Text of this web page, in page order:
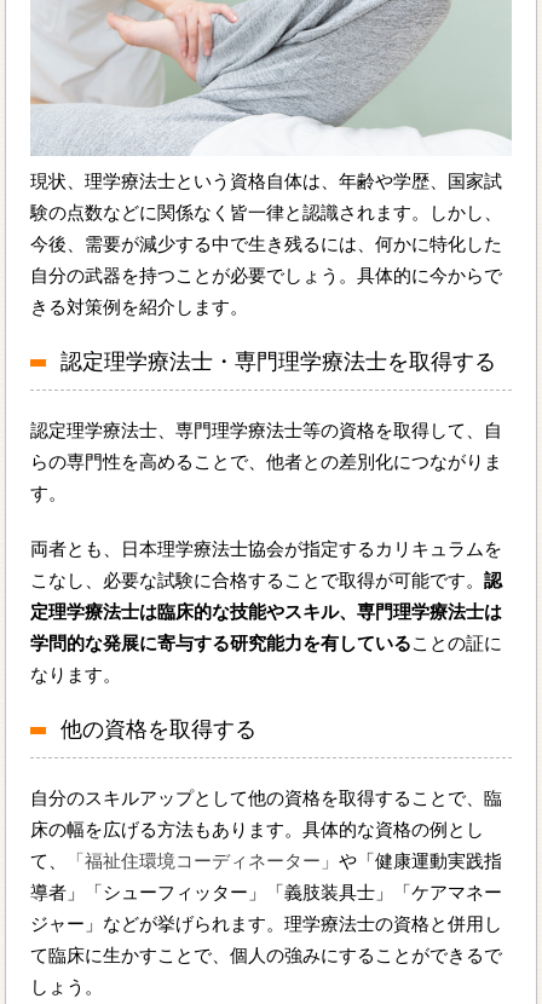
現状、理学療法士という資格自体は、年齢や学歴、国家試
験の点数などに関係なく皆一律と認識されます。しかし、
今後、需要が減少する中で生き残るには、何かに特化した
自分の武器を持つことが必要でしょう。具体的に今からで
きる対策例を紹介します。
認定理学療法士・専門理学療法士を取得する
認定理学療法士、専門理学療法士等の資格を取得して、自
らの専門性を高めることで、他者との差別化につながりま
す。
両者とも、日本理学療法士協会が指定するカリキュラムを
こなし、必要な試験に合格することで取得が可能です。認
定理学療法士は臨床的な技能やスキル、専門理学療法士は
学問的な発展に寄与する研究能力を有していることの証に
なります。
他の資格を取得する
自分のスキルアップとして他の資格を取得することで、臨
床の幅を広げる方法もあります。具体的な資格の例とし
て、
「福祉住環境コーディネーター」や「健康運動実践指
導者」「シューフィッター」「義肢装具士」「ケアマネー
ジャー」などが挙げられます。理学療法士の資格と併用し
て臨床に生かすことで、個人の強みにすることができるで
しょう。